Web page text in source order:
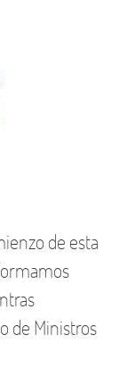
de esta
de Ministros